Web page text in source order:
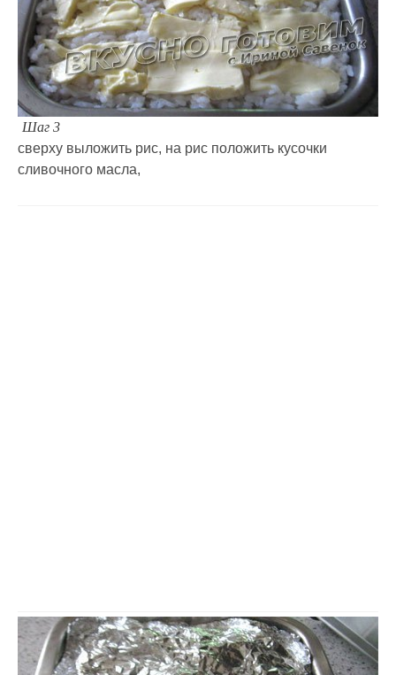
Шаг 3
сверху выложить рис, на рис положить кусочки
сливочного масла,